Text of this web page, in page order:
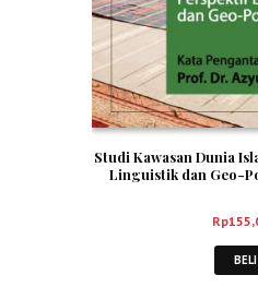
Studi Kawasan Dunia
Linguistik dan Geo-
Rp
BELI